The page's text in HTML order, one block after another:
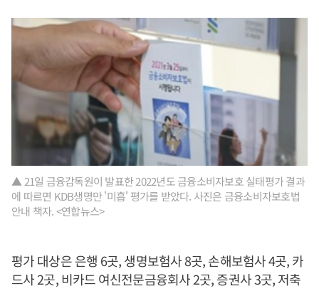
▲ 21일 금융감독원이 발표한 2022년도 금융소비자보호 실태평가 결과
에 따르면 KDB생명만 '미흡' 평가를 받았다. 사진은 금융소비자보호법
안내 책자. <연합뉴스>
평가 대상은 은행 6곳, 생명보험사 8곳, 손해보험사 4곳, 카
드사 2곳, 비카드 여신전문금융회사 2곳, 증권사 3곳, 저축